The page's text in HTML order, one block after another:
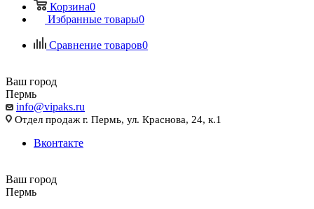
Корзина0
Избранные товары0
Сравнение товаров0
Ваш город
Пермь
info@vipaks.ru
Отдел продаж г. Пермь, ул. Краснова, 24, к.1
Вконтакте
Ваш город
Пермь